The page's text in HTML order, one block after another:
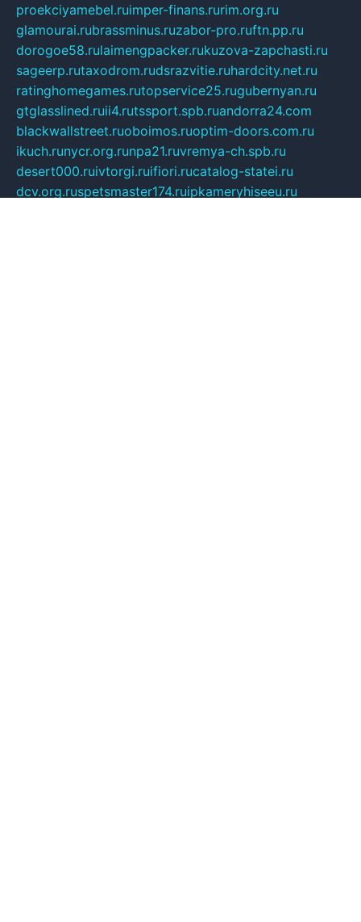
proekciyamebel.ruimper-finans.rurim.org.ru
glamourai.rubrassminus.ruzabor-pro.ruftn.pp.ru
dorogoe58.rulaimengpacker.rukuzova-zapchasti.ru
sageerp.rutaxodrom.rudsrazvitie.ruhardcity.net.ru
ratinghomegames.rutopservice25.rugubernyan.ru
gtglasslined.ruii4.rutssport.spb.ruandorra24.com
blackwallstreet.ruoboimos.ruoptim-doors.com.ru
ikuch.runycr.org.runpa21.ruvremya-ch.spb.ru
desert000.ruivtorgi.ruifiori.rucatalog-statei.ru
dcv.org.ruspetsmaster174.ruipkameryhiseeu.ru